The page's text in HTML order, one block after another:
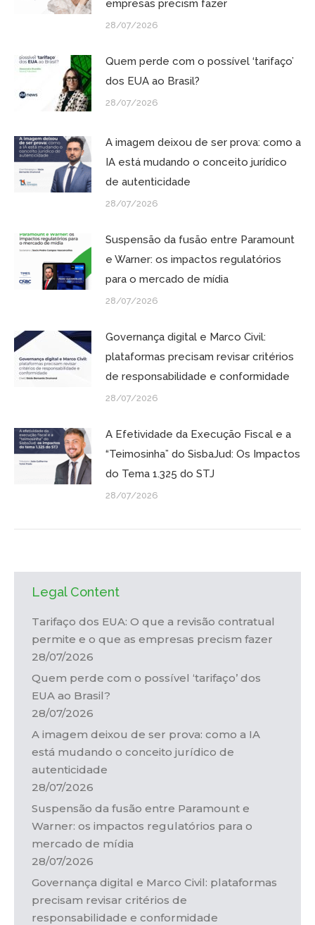
empresas precism fazer
28/07/2026
Quem perde com o possível ‘tarifaço’
dos EUA ao Brasil?
28/07/2026
A imagem deixou de ser prova: como a
IA está mudando o conceito jurídico
de autenticidade
28/07/2026
Suspensão da fusão entre Paramount
e Warner: os impactos regulatórios
para o mercado de mídia
28/07/2026
Governança digital e Marco Civil:
plataformas precisam revisar critérios
de responsabilidade e conformidade
28/07/2026
A Efetividade da Execução Fiscal e a
“Teimosinha” do SisbaJud: Os Impactos
do Tema 1.325 do STJ
28/07/2026
Legal Content
Tarifaço dos EUA: O que a revisão contratual
permite e o que as empresas precism fazer
28/07/2026
Quem perde com o possível ‘tarifaço’ dos
EUA ao Brasil?
28/07/2026
A imagem deixou de ser prova: como a IA
está mudando o conceito jurídico de
autenticidade
28/07/2026
Suspensão da fusão entre Paramount e
Warner: os impactos regulatórios para o
mercado de mídia
28/07/2026
Governança digital e Marco Civil: plataformas
precisam revisar critérios de
responsabilidade e conformidade